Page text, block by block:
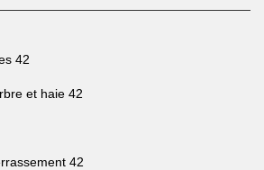
42
et haie 42
42